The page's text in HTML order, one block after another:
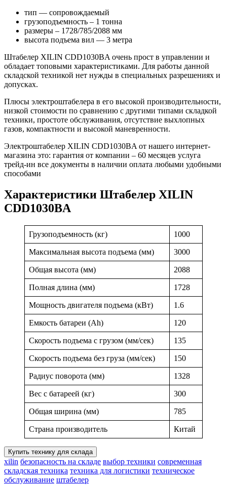
тип — сопровождаемый
грузоподъемность – 1 тонна
размеры – 1728/785/2088 мм
высота подъема вил — 3 метра
Штабелер XILIN CDD1030BA очень прост в управлении и
обладает топовыми характеристиками. Для работы данной
складской техникой нет нужды в специальных разрешениях и
допусках.
Плюсы электроштабелера в его высокой производительности,
низкой стоимости по сравнению с другими типами складкой
техники, простоте обслуживания, отсутствие выхлопных
газов, компактности и высокой маневренности.
Электроштабелер XILIN CDD1030BA от нашего интернет-
магазина это: гарантия от компании – 60 месяцев услуга
трейд-ин все документы в наличии оплата любыми удобными
способами
Характеристики Штабелер XILIN
CDD1030BA
Грузоподъемность (кг) 1000
Максимальная высота подъема (мм) 3000
Общая высота (мм) 2088
Полная длина (мм) 1728
Мощность двигателя подъема (кВт) 1.6
Емкость батареи (Ah) 120
Скорость подъема с грузом (мм/сек) 135
Скорость подъема без груза (мм/сек) 150
Радиус поворота (мм) 1328
Вес с батареей (кг) 300
Общая ширина (мм) 785
Страна производитель Китай
Купить технику для склада
xilin безопасность на складе выбор техники современная
складская техника техника для логистики техническое
обслуживание штабелер